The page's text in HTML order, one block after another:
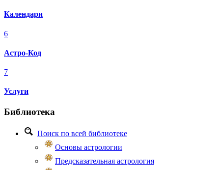
Календари
6
Астро-Код
7
Услуги
Библиотека
Поиск по всей библиотеке
Основы астрологии
Предсказательная астрология